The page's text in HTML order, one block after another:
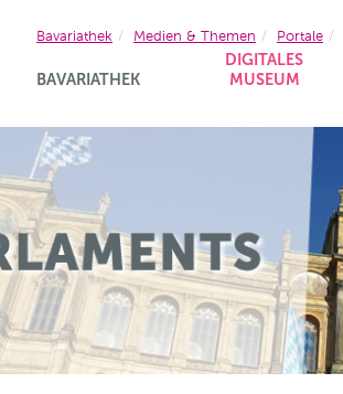
BAVARIATHEK
DIGITALES
MUSEUM
Bavariathek Medien & Themen Portale